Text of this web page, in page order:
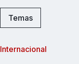
Temas
Internacional